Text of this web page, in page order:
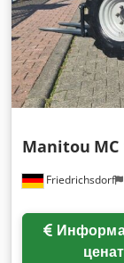
Friedrichsdorf
Manitou MC